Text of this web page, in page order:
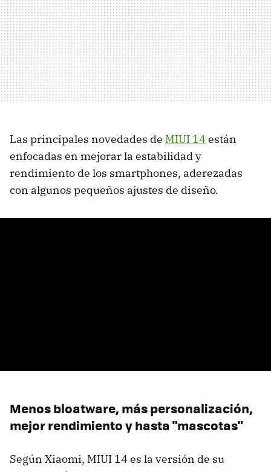
Las principales novedades de MIUI 14 están
enfocadas en mejorar la estabilidad y
rendimiento de los smartphones, aderezadas
con algunos pequeños ajustes de diseño.
Menos bloatware, más personalización,
mejor rendimiento y hasta "mascotas"
Según Xiaomi, MIUI 14 es la versión de su